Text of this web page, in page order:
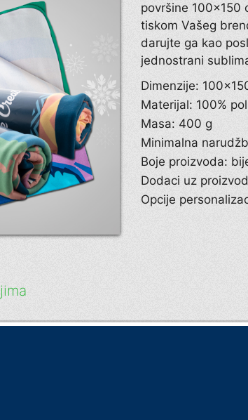
površine 100×150
tiskom Vašeg
darujte ga kao
jednostrani
Dimenzije:
Materijal: 100%
Masa: 400 g
Minimalna
Boje proizvoda:
Dodaci uz
Opcije